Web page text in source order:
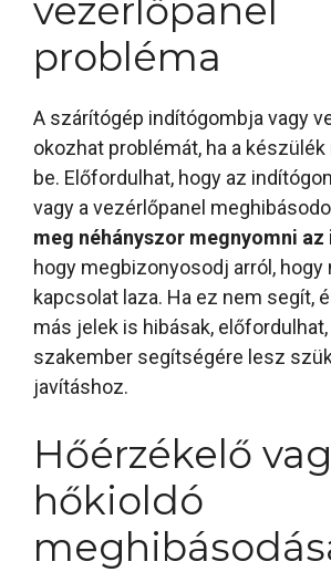
vezérlőpanel
probléma
A szárítógép indítógombja vagy
okozhat problémát, ha a készülék
be. Előfordulhat, hogy az
vagy a vezérlőpanel
meg néhányszor megnyomni
hogy megbizonyosodj arról, hogy
kapcsolat laza. Ha ez nem segít,
más jelek is hibásak,
szakember segítségére lesz
javításhoz.
Hőérzékelő
hőkioldó